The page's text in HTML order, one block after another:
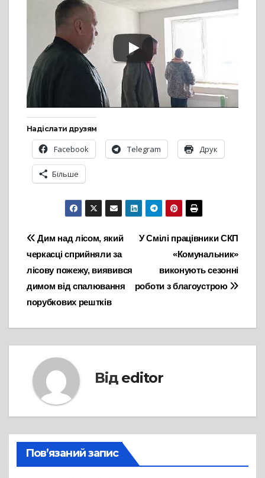
Надіслати друзям
Facebook Telegram Друк
Більше
Навігація
записів
У Смілі працівники СКП
«Комунальник»
виконують сезонні
роботи з благоустрою
Дим над лісом, який
черкасці сприйняли за
лісову пожежу, виявився
димом від спалювання
порубкових рештків
Від editor
Пов’язаний запис